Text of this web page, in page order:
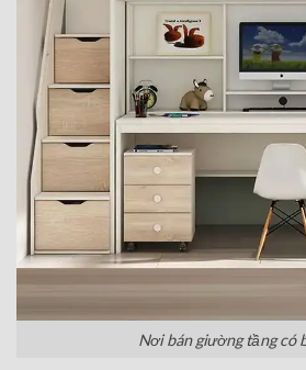
Nơi bán giường tầng có